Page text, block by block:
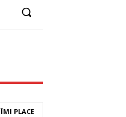
ÎMI PLACE